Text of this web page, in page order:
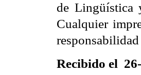
de Lingüística
Cualquier
Recibido el